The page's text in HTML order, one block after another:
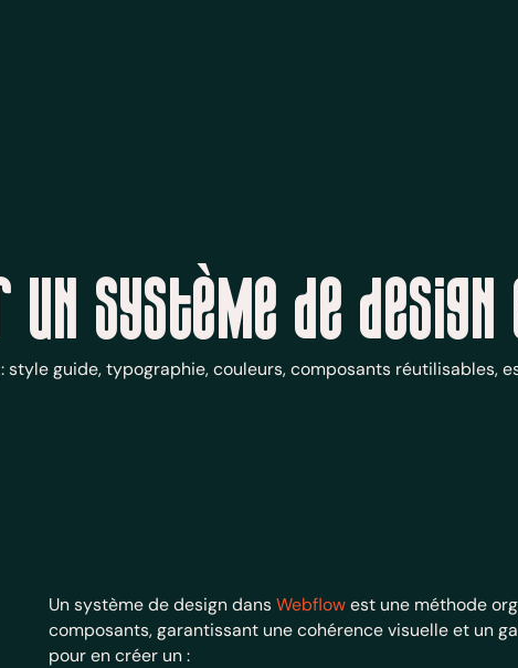
un système de
guide, typographie, couleurs, composants réutilisables,
Un système de design dans Webflowest une méthode
composants, garantissant une cohérence visuelle et un
pour en créer un :